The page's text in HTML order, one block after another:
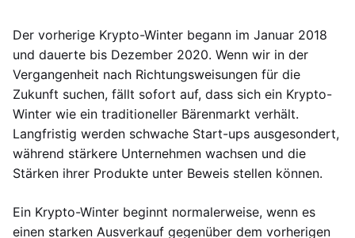
Der vorherige Krypto-Winter begann im Januar 2018
und dauerte bis Dezember 2020. Wenn wir in der
Vergangenheit nach Richtungsweisungen für die
Zukunft suchen, fällt sofort auf, dass sich ein Krypto-
Winter wie ein traditioneller Bärenmarkt verhält.
Langfristig werden schwache Start-ups ausgesondert,
während stärkere Unternehmen wachsen und die
Stärken ihrer Produkte unter Beweis stellen können.
Ein Krypto-Winter beginnt normalerweise, wenn es
einen starken Ausverkauf gegenüber dem vorherigen